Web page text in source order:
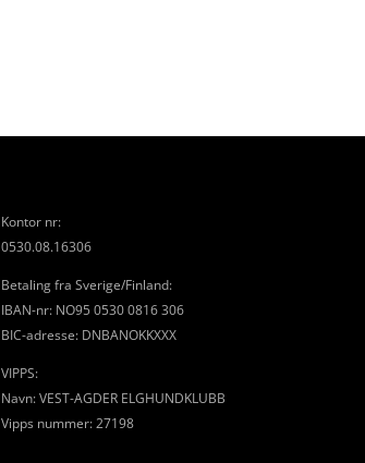
Kontor nr:
0530.08.16306
Betaling fra Sverige/Finland:
IBAN-nr: NO95 0530 0816 306
BIC-adresse: DNBANOKKXXX
VIPPS:
Navn: VEST-AGDER ELGHUNDKLUBB
Vipps nummer: 27198